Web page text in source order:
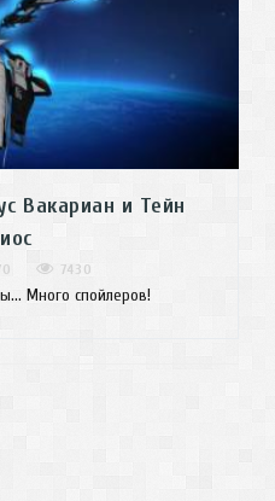
Вакариан и Тейн
7430
Много спойлеров!